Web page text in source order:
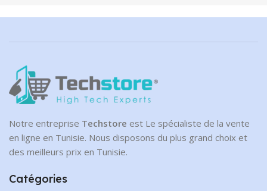
Notre entreprise Techstore est Le spécialiste de la vente
en ligne en Tunisie. Nous disposons du plus grand choix et
des meilleurs prix en Tunisie.
Catégories